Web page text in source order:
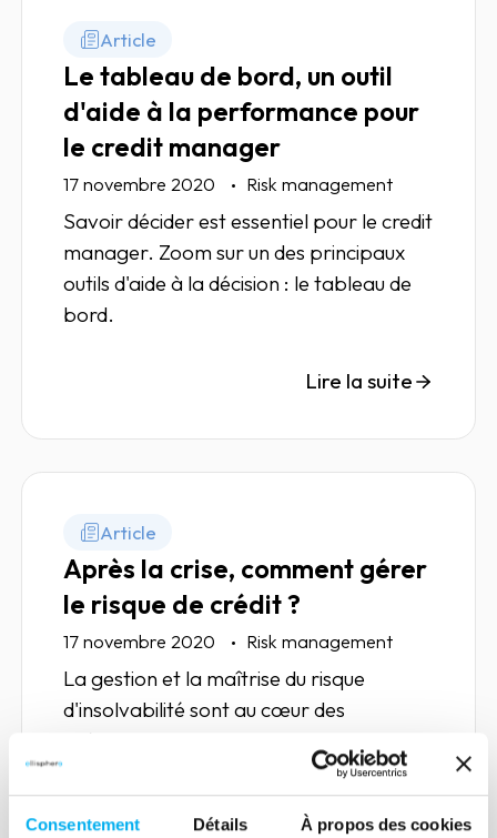
Consentement Détails À propos des cookies
Article
Le tableau de bord, un outil
d'aide à la performance pour
le credit manager
17 novembre 2020 Risk management
Savoir décider est essentiel pour le credit
manager. Zoom sur un des principaux
outils d'aide à la décision : le tableau de
bord.
Lire la suite
Article
Après la crise, comment gérer
le risque de crédit ?
17 novembre 2020 Risk management
La gestion et la maîtrise du risque
d'insolvabilité sont au cœur des
préoccupations des credit managers, en
charge actuellement de réduire les
conséquences de la crise Covid.